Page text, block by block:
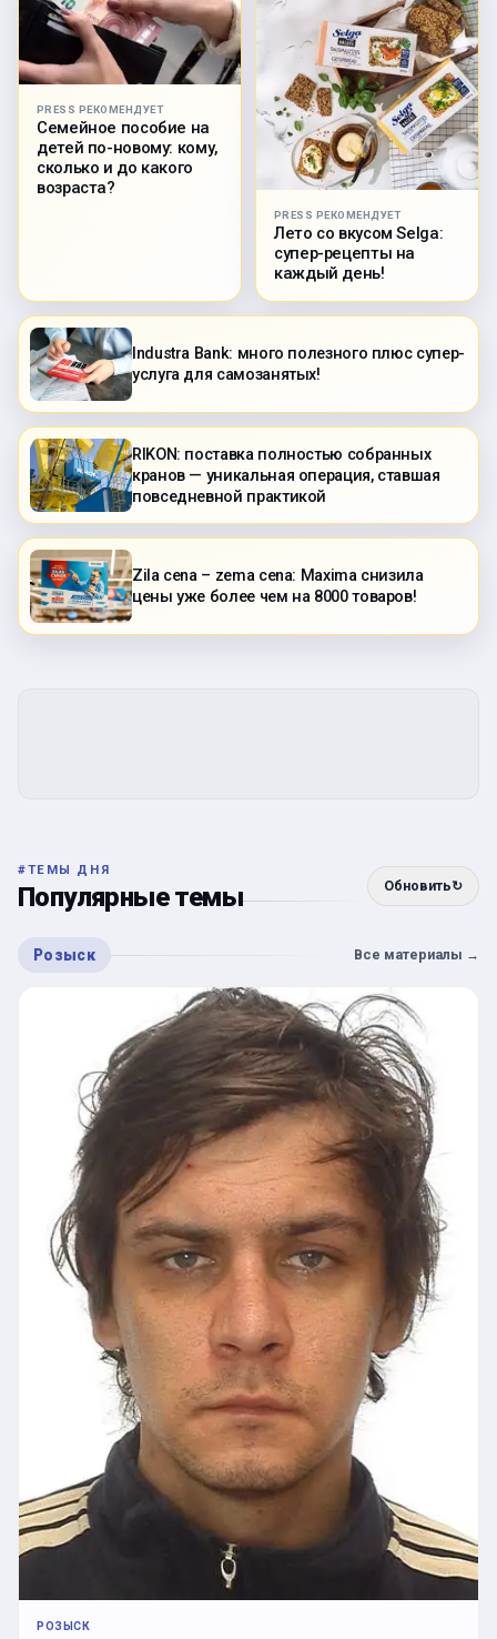
PRESS РЕКОМЕНДУЕТ
Семейное пособие на
детей по-новому: кому,
сколько и до какого
возраста?
PRESS РЕКОМЕНДУЕТ
Лето со вкусом Selga:
супер-рецепты на
каждый день!
Industra Bank: много полезного плюс супер-
услуга для самозанятых!
RIKON: поставка полностью собранных
кранов — уникальная операция, ставшая
повседневной практикой
Zila cena – zema cena: Maxima снизила
цены уже более чем на 8000 товаров!
#ТЕМЫ ДНЯ
Популярные темы Обновить↻
Розыск Все материалы →
РОЗЫСК